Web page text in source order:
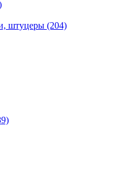
штуцеры (204)